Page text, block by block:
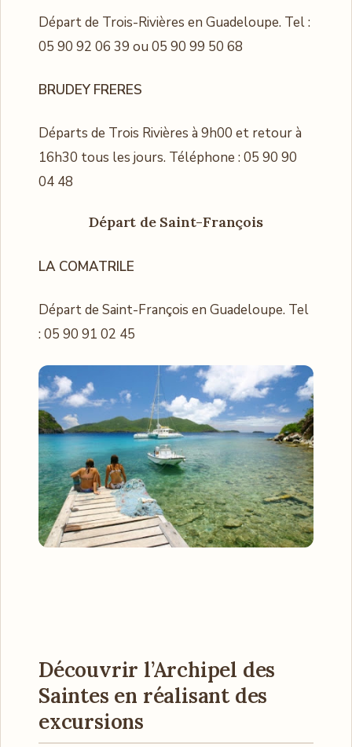
Départ de Trois-Rivières en Guadeloupe. Tel :
05 90 92 06 39 ou 05 90 99 50 68
BRUDEY FRERES
Départs de Trois Rivières à 9h00 et retour à
16h30 tous les jours. Téléphone : 05 90 90
04 48
Départ de Saint-François
LA COMATRILE
Départ de Saint-François en Guadeloupe. Tel
: 05 90 91 02 45
Découvrir l’Archipel des
Saintes en réalisant des
excursions